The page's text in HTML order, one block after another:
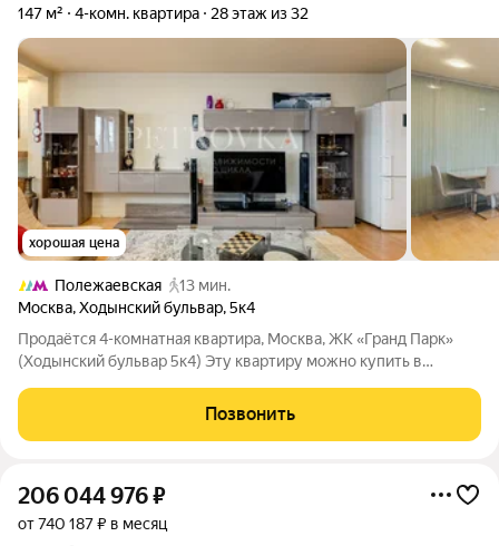
147 м² 4-комн. квартира 28 этаж из 32
хорошая цена
Полежаевская
13 мин.
Москва,Ходынский бульвар,5к4
Продаётся 4-комнатная квартира, Москва, ЖК «Гранд Парк»
(Ходынский бульвар 5к4) Эту квартиру можно купить в
планировке: Новый монолитный дом, просторный подъезд без
ступеней, надёжные и
Позвонить
206 044 976₽
от 740 187 ₽ в месяц